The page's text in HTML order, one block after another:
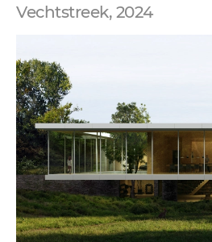
Vechtstreek, 2024